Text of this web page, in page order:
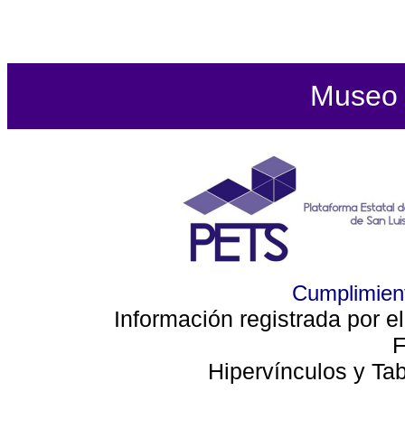
Información registrada por
Hipervínculos y